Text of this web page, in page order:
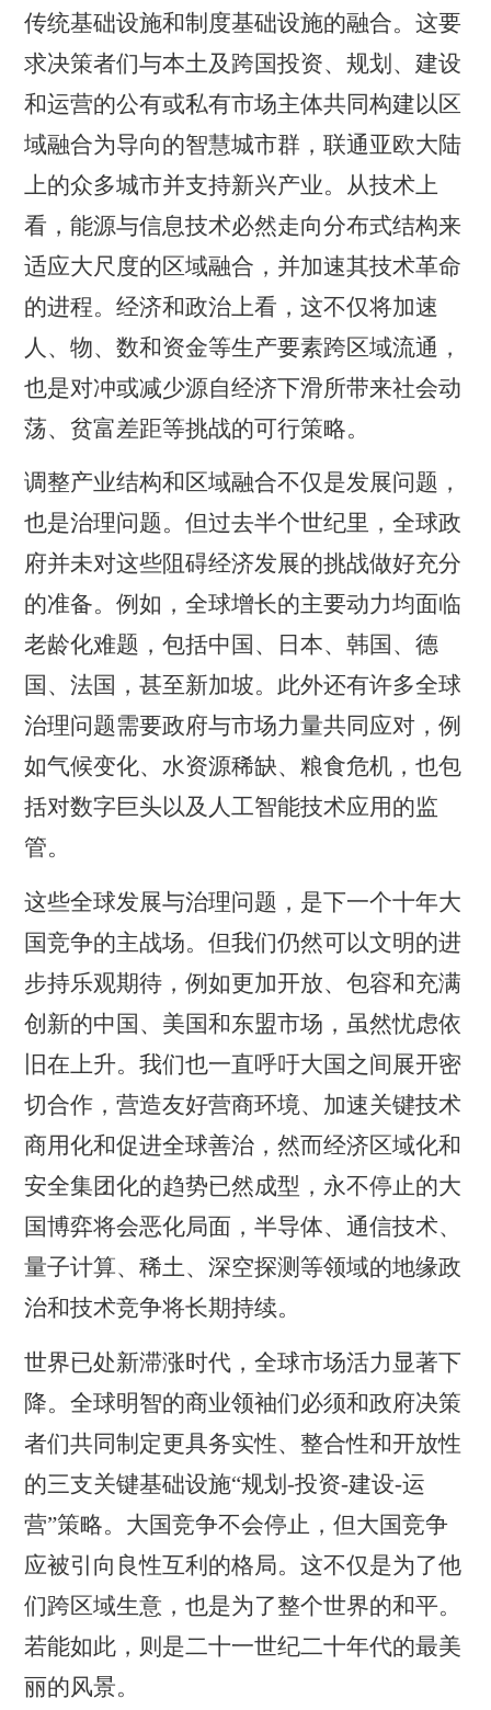
传统基础设施和制度基础设施的融合。这要
求决策者们与本土及跨国投资、规划、建设
和运营的公有或私有市场主体共同构建以区
域融合为导向的智慧城市群，联通亚欧大陆
上的众多城市并支持新兴产业。从技术上
看，能源与信息技术必然走向分布式结构来
适应大尺度的区域融合，并加速其技术革命
的进程。经济和政治上看，这不仅将加速
人、物、数和资金等生产要素跨区域流通，
也是对冲或减少源自经济下滑所带来社会动
荡、贫富差距等挑战的可行策略。
调整产业结构和区域融合不仅是发展问题，
也是治理问题。但过去半个世纪里，全球政
府并未对这些阻碍经济发展的挑战做好充分
的准备。例如，全球增长的主要动力均面临
老龄化难题，包括中国、日本、韩国、德
国、法国，甚至新加坡。此外还有许多全球
治理问题需要政府与市场力量共同应对，例
如气候变化、水资源稀缺、粮食危机，也包
括对数字巨头以及人工智能技术应用的监
管。
这些全球发展与治理问题，是下一个十年大
国竞争的主战场。但我们仍然可以文明的进
步持乐观期待，例如更加开放、包容和充满
创新的中国、美国和东盟市场，虽然忧虑依
旧在上升。我们也一直呼吁大国之间展开密
切合作，营造友好营商环境、加速关键技术
商用化和促进全球善治，然而经济区域化和
安全集团化的趋势已然成型，永不停止的大
国博弈将会恶化局面，半导体、通信技术、
量子计算、稀土、深空探测等领域的地缘政
治和技术竞争将长期持续。
世界已处新滞涨时代，全球市场活力显著下
降。全球明智的商业领袖们必须和政府决策
者们共同制定更具务实性、整合性和开放性
的三支关键基础设施“规划-投资-建设-运
营”策略。大国竞争不会停止，但大国竞争
应被引向良性互利的格局。这不仅是为了他
们跨区域生意，也是为了整个世界的和平。
若能如此，则是二十一世纪二十年代的最美
丽的风景。